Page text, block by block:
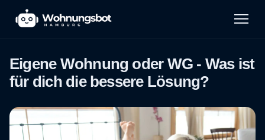
Eigene Wohnung oder WG - Was ist
für dich die bessere Lösung?